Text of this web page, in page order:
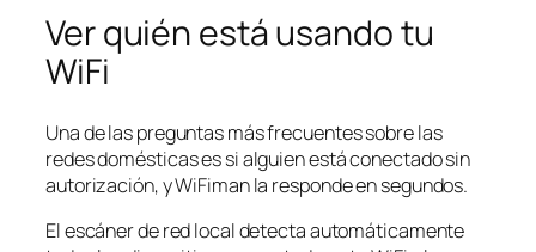
Ver quién está usando tu
WiFi
Una de las preguntas más frecuentes sobre las
redes domésticas es si alguien está conectado sin
autorización, y WiFiman la responde en segundos.
El escáner de red local detecta automáticamente